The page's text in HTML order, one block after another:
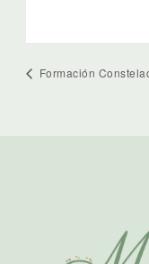
Formación